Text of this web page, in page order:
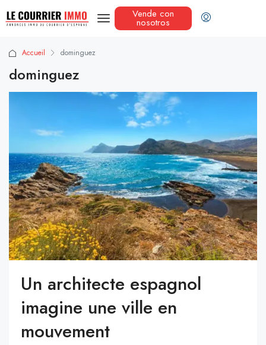
Vende con
nosotros
Accueil dominguez
dominguez
Un architecte espagnol
imagine une ville en
mouvement